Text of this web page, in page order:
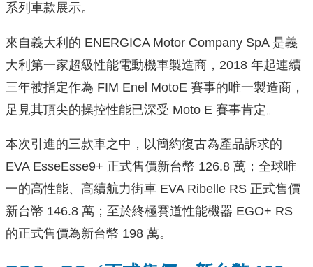
系列車款展示。
來自義大利的 ENERGICA Motor Company SpA 是義
大利第一家超級性能電動機車製造商，2018 年起連續
三年被指定作為 FIM Enel MotoE 賽事的唯一製造商，
足見其頂尖的操控性能已深受 Moto E 賽事肯定。
本次引進的三款車之中，以簡約復古為產品訴求的
EVA EsseEsse9+ 正式售價新台幣 126.8 萬；全球唯
一的高性能、高續航力街車 EVA Ribelle RS 正式售價
新台幣 146.8 萬；至於終極賽道性能機器 EGO+ RS
的正式售價為新台幣 198 萬。